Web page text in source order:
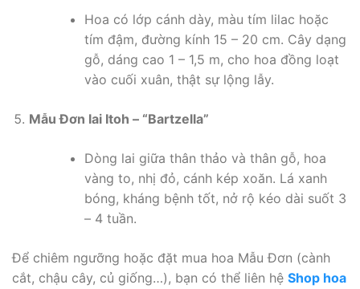
Hoa có lớp cánh dày, màu tím lilac hoặc
tím đậm, đường kính 15 – 20 cm. Cây dạng
gỗ, dáng cao 1 – 1,5 m, cho hoa đồng loạt
vào cuối xuân, thật sự lộng lẫy.
Mẫu Đơn lai Itoh – “Bartzella”
Dòng lai giữa thân thảo và thân gỗ, hoa
vàng to, nhị đỏ, cánh kép xoăn. Lá xanh
bóng, kháng bệnh tốt, nở rộ kéo dài suốt 3
– 4 tuần.
Để chiêm ngưỡng hoặc đặt mua hoa Mẫu Đơn (cành
cắt, chậu cây, củ giống…), bạn có thể liên hệ Shop hoa